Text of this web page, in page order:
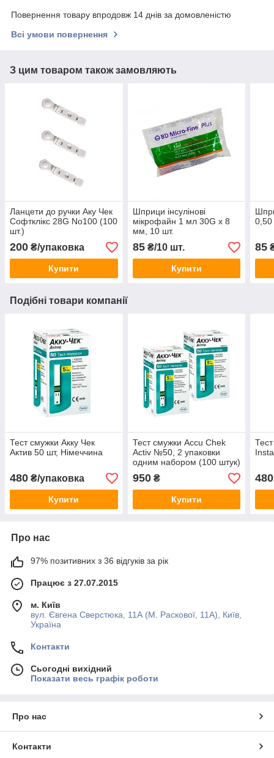
Повернення товару впродовж 14 днів за домовленістю
Всі умови повернення
З цим товаром також замовляють
Ланцети до ручки Аку Чек
Софтклікс 28G No100 (100
шт.)
200 ₴/упаковка
Купити
Шприци інсулінові
мікрофайн 1 мл 30G x 8
мм, 10 шт.
85₴/10 шт.
Купити
85
Подібні товари компанії
Тест смужки Акку Чек
Актив 50 шт, Німеччина
480 ₴/упаковка
Купити
Тест смужки Accu Chek
Activ №50, 2 упаковки
одним набором (100 штук)
950₴
Купити
480
Про нас
97% позитивних з 36 відгуків за рік
Працює з 27.07.2015
м. Київ
вул. Євгена Сверстюка, 11А (М. Раскової, 11А), Київ,
Україна
Контакти
Сьогодні вихідний
Показати весь графік роботи
Про нас
Контакти